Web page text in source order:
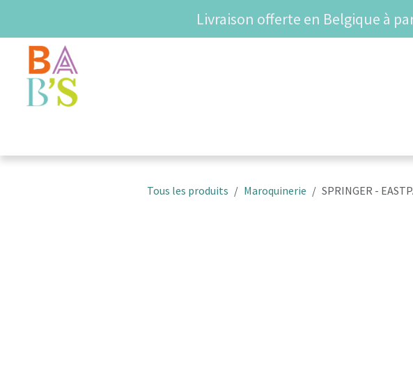
Livraison offerte en Belgique à
Tous les produits Maroquinerie SPRINGER -